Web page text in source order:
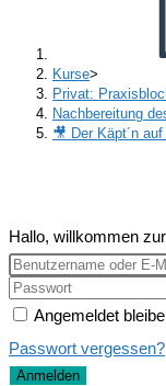
Kurse>
Privat:
Nachbereitung
🎥 Der Käpt´n
Hallo, willkommen
Angemeldet
Passwort vergessen?
Anmelden